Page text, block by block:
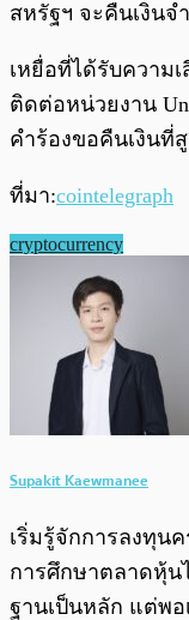
สหรัฐฯ จะคืนเงินจ
เหยื่อที่ได้รับความ
ติดต่อหน่วยงาน
คำร้องขอคืนเงินที่
ที่มา:cointelegraph
cryptocurrency
Supakit Kaewmanee
เริ่มรู้จักการลงทุน
การศึกษาตลาดหุ้น
ฐานเป็นหลัก แต่พอ